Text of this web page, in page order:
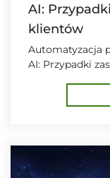
AI:
klientów
Automatyzacja
AI: Przypadki